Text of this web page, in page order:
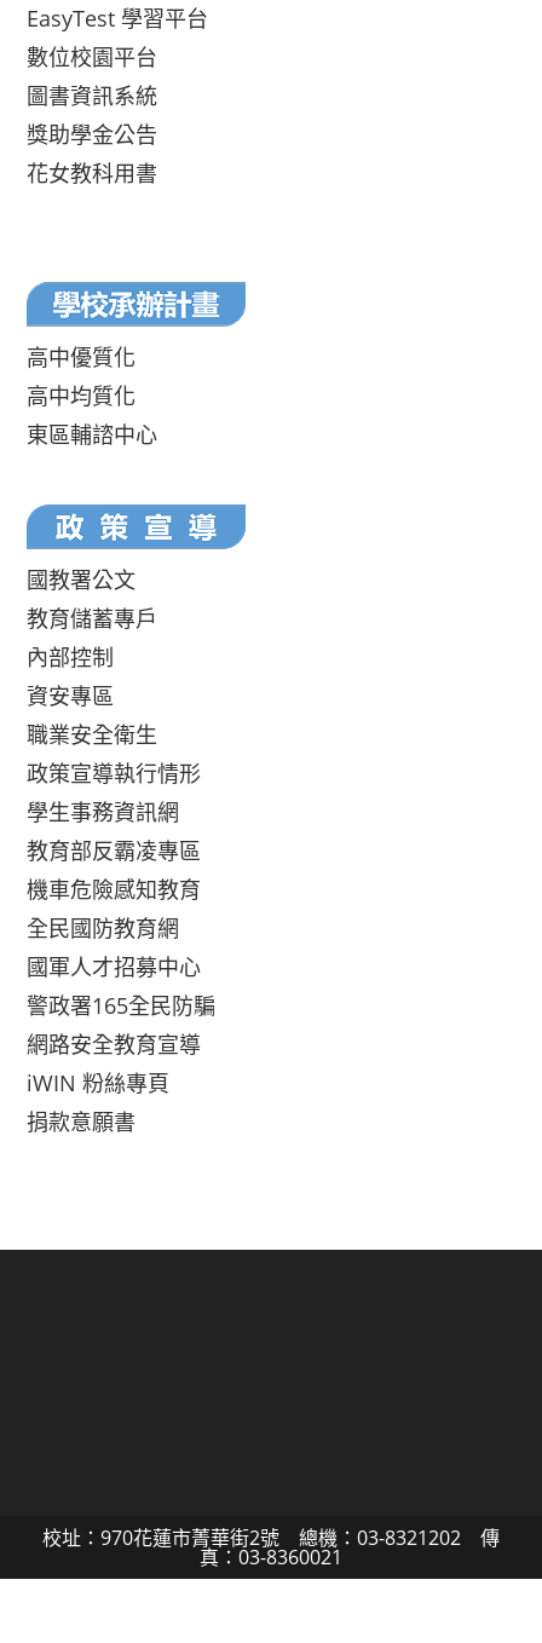
EasyTest 學習平台
數位校園平台
圖書資訊系統
獎助學金公告
花女教科用書
高中優質化
高中均質化
東區輔諮中心
國教署公文
教育儲蓄專戶
內部控制
資安專區
職業安全衛生
政策宣導執行情形
學生事務資訊網
教育部反霸凌專區
機車危險感知教育
全民國防教育網
國軍人才招募中心
警政署165全民防騙
網路安全教育宣導
iWIN 粉絲專頁
捐款意願書
校址：970花蓮市菁華街2號 總機：03-8321202 傳
真：03-8360021